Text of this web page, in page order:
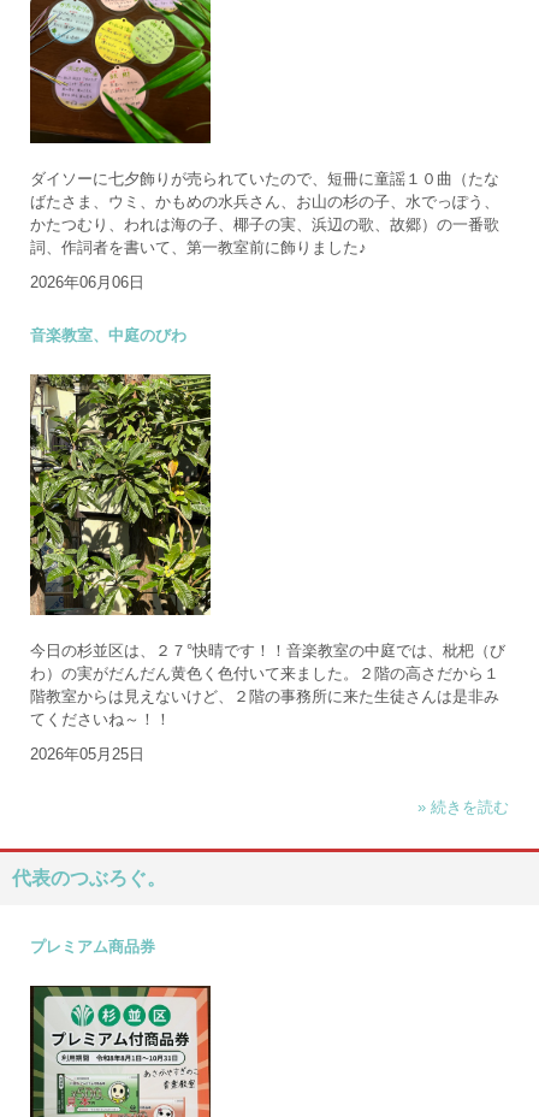
ダイソーに七夕飾りが売られていたので、短冊に童謡１０曲（たな
ばたさま、ウミ、かもめの水兵さん、お山の杉の子、水でっぽう、
かたつむり、われは海の子、椰子の実、浜辺の歌、故郷）の一番歌
詞、作詞者を書いて、第一教室前に飾りました♪
2026年06月06日
音楽教室、中庭のびわ
今日の杉並区は、２７°快晴です！！音楽教室の中庭では、枇杷（び
わ）の実がだんだん黄色く色付いて来ました。２階の高さだから１
階教室からは見えないけど、２階の事務所に来た生徒さんは是非み
てくださいね～！！
2026年05月25日
» 続きを読む
代表のつぶろぐ。
プレミアム商品券